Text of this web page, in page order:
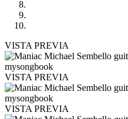
VISTA PREVIA
VISTA PREVIA
VISTA PREVIA